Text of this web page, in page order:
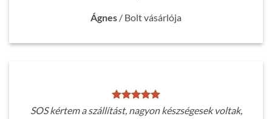
Ágnes / Bolt vásárlója
SOS kértem a szállítást, nagyon készségesek voltak,